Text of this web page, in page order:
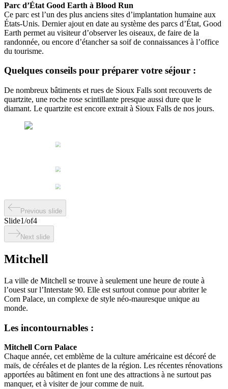
Parc d’État Good Earth à Blood Run
Ce parc est l’un des plus anciens sites d’implantation humaine aux
États-Unis. Dernier ajout en date au système des parcs d’État, Good
Earth permet au visiteur d’observer les oiseaux, de faire de la
randonnée, ou encore d’étancher sa soif de connaissances à l’office
du tourisme.
Quelques conseils pour préparer votre séjour :
De nombreux bâtiments et rues de Sioux Falls sont recouverts de
quartzite, une roche rose scintillante presque aussi dure que le
diamant. Le quartzite est encore extrait à Sioux Falls de nos jours.
Previous slide
Slide1/of4
Next slide
Mitchell
La ville de Mitchell se trouve à seulement une heure de route à
l’ouest sur l’Interstate 90. Elle est surtout connue pour abriter le
Corn Palace, un complexe de style néo-mauresque unique au
monde.
Les incontournables :
Mitchell Corn Palace
Chaque année, cet emblème de la culture américaine est décoré de
maïs, de céréales et de plantes de la région. Les récentes rénovations
apportées au bâtiment en font une des attractions à ne surtout pas
manquer, et à visiter de jour comme de nuit.